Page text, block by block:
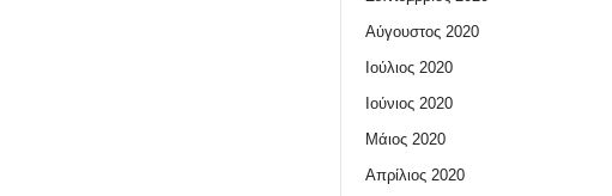
Αύγουστος 2020
Ιούλιος 2020
Ιούνιος 2020
Μάιος 2020
Απρίλιος 2020